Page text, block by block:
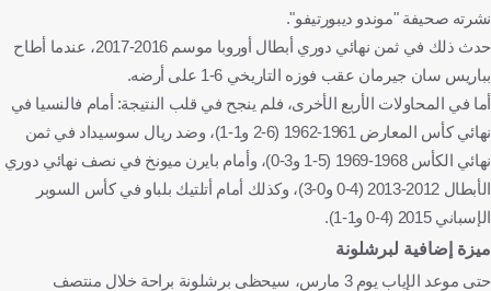
نشرته صحيفة "موندو ديبورتيفو".
حدث ذلك في ثمن نهائي دوري أبطال أوروبا موسم 2016-2017، عندما أطاح
بباريس سان جيرمان عقب فوزه التاريخي 6-1 على أرضه.
أما في المحاولات الأربع الأخرى، فلم ينجح في قلب النتيجة: أمام فالنسيا في
نهائي كأس المعارض 1961-1962 (6-2 و1-1)، وضد ريال سوسيداد في ثمن
نهائي الكأس 1968-1969 (5-1 و3-0)، وأمام بايرن ميونخ في نصف نهائي دوري
الأبطال 2012-2013 (4-0 و0-3)، وكذلك أمام أتلتيك بلباو في كأس السوبر
الإسباني 2015 (4-0 و1-1).
ميزة إضافية لبرشلونة
حتى موعد الإياب يوم 3 مارس، سيحظى برشلونة براحة خلال منتصف